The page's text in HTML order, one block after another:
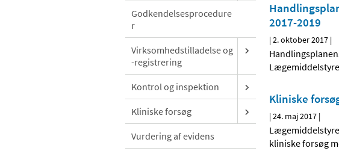
Godkendelsesprocedure
r
Virksomhedstilladelse og
-registrering
Kontrol og inspektion
Kliniske forsøg
Vurdering af evidens
2017-2019
|2. oktober 2017 |
Kliniske
|24. maj 2017 |
kliniske forsøg